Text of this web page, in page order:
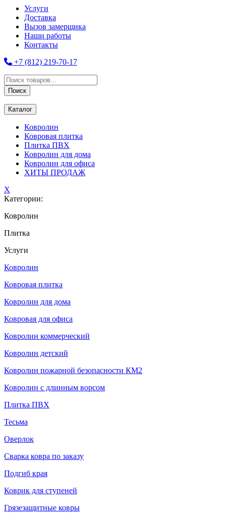
Услуги
Доставка
Вызов замерщика
Наши работы
Контакты
+7 (812) 219-70-17
Поиск
товаров
Поиск
Каталог
Ковролин
Ковровая плитка
Плитка ПВХ
Ковролин для дома
Ковролин для офиса
ХИТЫ ПРОДАЖ
X
Категории:
Ковролин
Плитка
Услуги
Ковролин
Ковровая плитка
Ковролин для дома
Ковровая для офиса
Ковролин коммерческий
Ковролин детский
Ковролин пожарной безопасности КМ2
Ковролин с длинным ворсом
Плитка ПВХ
Тесьма
Оверлок
Сварка ковра по заказу
Подгиб края
Коврик для ступеней
Грязезащитные ковры